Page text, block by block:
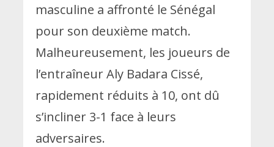
masculine a affronté le Sénégal
pour son deuxième match.
Malheureusement, les joueurs de
l’entraîneur Aly Badara Cissé,
rapidement réduits à 10, ont dû
s’incliner 3-1 face à leurs
adversaires.